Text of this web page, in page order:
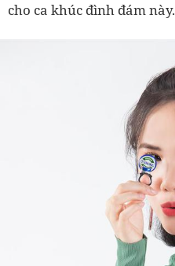
cho ca khúc đình đám này.